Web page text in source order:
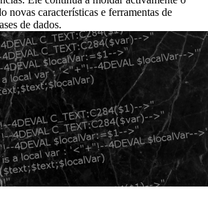
novas características e ferramentas de
de dados.